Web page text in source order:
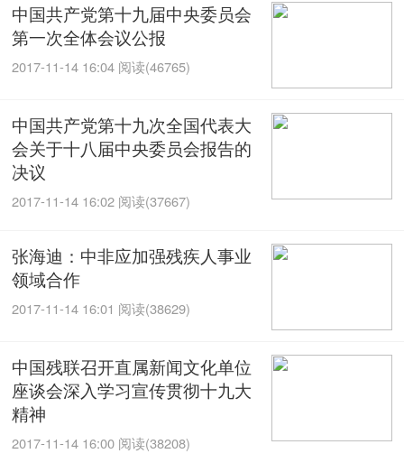
中国共产党第十九届中央委员会
第一次全体会议公报
2017-11-14 16:04 阅读(46765)
中国共产党第十九次全国代表大
会关于十八届中央委员会报告的
决议
2017-11-14 16:02 阅读(37667)
张海迪：中非应加强残疾人事业
领域合作
2017-11-14 16:01 阅读(38629)
中国残联召开直属新闻文化单位
座谈会深入学习宣传贯彻十九大
精神
2017-11-14 16:00 阅读(38208)